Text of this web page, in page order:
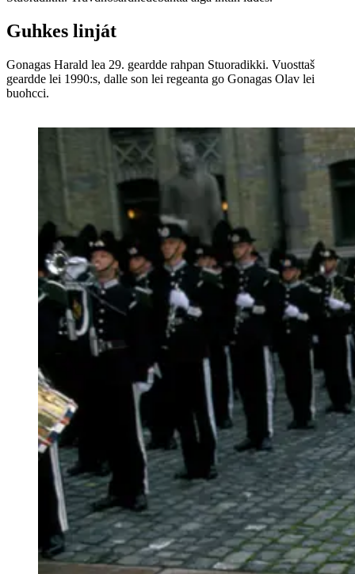
Guhkes linját
Gonagas Harald lea 29. geardde rahpan Stuoradikki. Vuosttaš
geardde lei 1990:s, dalle son lei regeanta go Gonagas Olav lei
buohcci.